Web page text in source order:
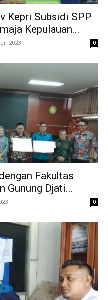
Kepri Subsidi SPP
Kepulauan...
2023 0
Fakultas
Gunung Djati...
0